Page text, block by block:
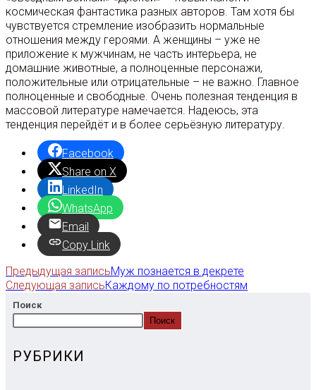
космическая фантастика разных авторов. Там хотя бы
чувствуется стремление изобразить нормальные
отношения между героями. А женщины – уже не
приложение к мужчинам, не часть интерьера, не
домашние животные, а полноценные персонажи,
положительные или отрицательные – не важно. Главное
полноценные и свободные. Очень полезная тенденция в
массовой литературе намечается. Надеюсь, эта
тенденция перейдёт и в более серьёзную литературу.
Facebook
Share on X
LinkedIn
WhatsApp
Email
Copy Link
Еще
статьи
Предыдущая записьМуж познается в декрете
Следующая записьКаждому по потребностям
Поиск
Поиск
РУБРИКИ